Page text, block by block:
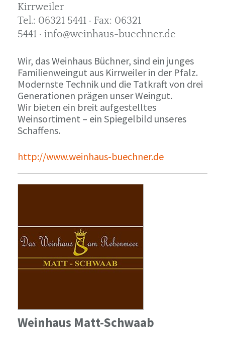
Kirrweiler
Tel.: 06321 5441 · Fax: 06321
5441 · info@weinhaus-buechner.de
Wir, das Weinhaus Büchner, sind ein junges
Familienweingut aus Kirrweiler in der Pfalz.
Modernste Technik und die Tatkraft von drei
Generationen prägen unser Weingut.
Wir bieten ein breit aufgestelltes
Weinsortiment – ein Spiegelbild unseres
Schaffens.
http://www.weinhaus-buechner.de
Weinhaus Matt-Schwaab